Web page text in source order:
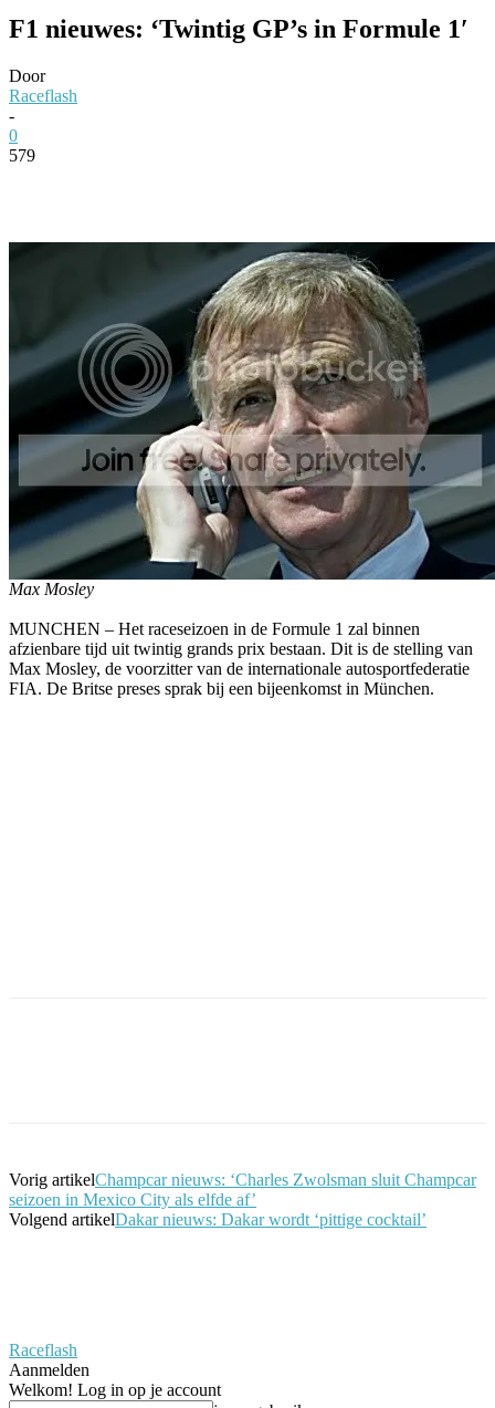
F1 nieuwes: ‘Twintig GP’s in Formule 1′
Door
Raceflash
-
0
579
Max Mosley
MUNCHEN – Het raceseizoen in de Formule 1 zal binnen
afzienbare tijd uit twintig grands prix bestaan. Dit is de stelling van
Max Mosley, de voorzitter van de internationale autosportfederatie
FIA. De Britse preses sprak bij een bijeenkomst in München.
Vorig artikelChampcar nieuws: ‘Charles Zwolsman sluit Champcar
seizoen in Mexico City als elfde af’
Volgend artikelDakar nieuws: Dakar wordt ‘pittige cocktail’
Raceflash
Aanmelden
Welkom! Log in op je account